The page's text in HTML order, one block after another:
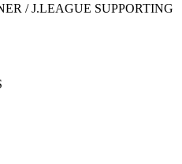
/ J.LEAGUE SUPPORTING